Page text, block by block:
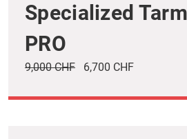
Specialized
PRO
9,000 CHF 6,700 CHF